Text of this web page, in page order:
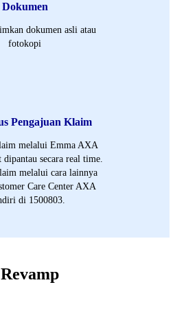
Dokumen
dokumen asli atau
fotokopi
Pengajuan Klaim
melalui Emma AXA
secara real time.
melalui cara lainnya
Care Center AXA
di 1500803.